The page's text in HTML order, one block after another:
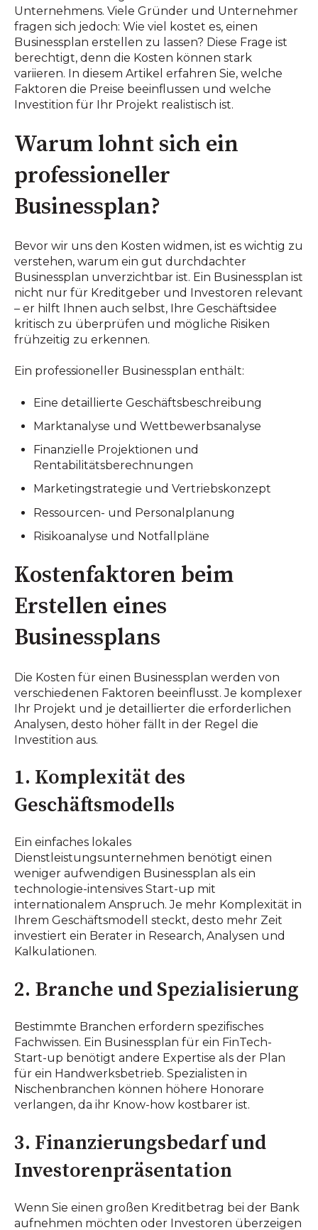
Unternehmens. Viele Gründer und Unternehmer
fragen sich jedoch: Wie viel kostet es, einen
Businessplan erstellen zu lassen? Diese Frage ist
berechtigt, denn die Kosten können stark
variieren. In diesem Artikel erfahren Sie, welche
Faktoren die Preise beeinflussen und welche
Investition für Ihr Projekt realistisch ist.
Warum lohnt sich ein
professioneller
Businessplan?
Bevor wir uns den Kosten widmen, ist es wichtig zu
verstehen, warum ein gut durchdachter
Businessplan unverzichtbar ist. Ein Businessplan ist
nicht nur für Kreditgeber und Investoren relevant
– er hilft Ihnen auch selbst, Ihre Geschäftsidee
kritisch zu überprüfen und mögliche Risiken
frühzeitig zu erkennen.
Ein professioneller Businessplan enthält:
Eine detaillierte Geschäftsbeschreibung
Marktanalyse und Wettbewerbsanalyse
Finanzielle Projektionen und
Rentabilitätsberechnungen
Marketingstrategie und Vertriebskonzept
Ressourcen- und Personalplanung
Risikoanalyse und Notfallpläne
Kostenfaktoren beim
Erstellen eines
Businessplans
Die Kosten für einen Businessplan werden von
verschiedenen Faktoren beeinflusst. Je komplexer
Ihr Projekt und je detaillierter die erforderlichen
Analysen, desto höher fällt in der Regel die
Investition aus.
1. Komplexität des
Geschäftsmodells
Ein einfaches lokales
Dienstleistungsunternehmen benötigt einen
weniger aufwendigen Businessplan als ein
technologie-intensives Start-up mit
internationalem Anspruch. Je mehr Komplexität in
Ihrem Geschäftsmodell steckt, desto mehr Zeit
investiert ein Berater in Research, Analysen und
Kalkulationen.
2. Branche und Spezialisierung
Bestimmte Branchen erfordern spezifisches
Fachwissen. Ein Businessplan für ein FinTech-
Start-up benötigt andere Expertise als der Plan
für ein Handwerksbetrieb. Spezialisten in
Nischenbranchen können höhere Honorare
verlangen, da ihr Know-how kostbarer ist.
3. Finanzierungsbedarf und
Investorenpräsentation
Wenn Sie einen großen Kreditbetrag bei der Bank
aufnehmen möchten oder Investoren überzeigen